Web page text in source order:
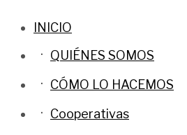
INICIO
QUIÉNES SOMOS
CÓMO LO HACEMOS
Cooperativas